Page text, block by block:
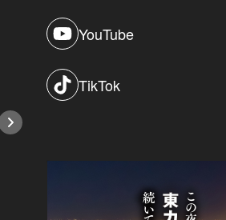
際2年で突然プロポーズ。彼の心
変わった“理由”とは
#小説
YouTube
TikTok